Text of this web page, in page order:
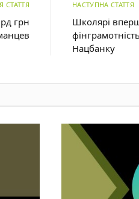
СТАТТЯ
грн
НАСТУПНА СТАТТЯ
Школярі
Нацбанку